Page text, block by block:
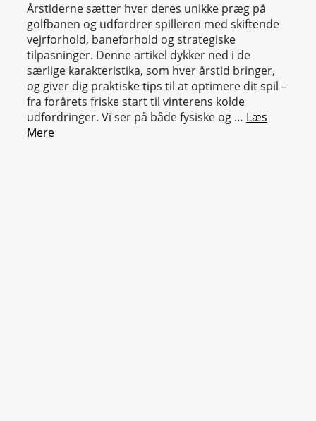
Årstiderne sætter hver deres unikke præg på
golfbanen og udfordrer spilleren med skiftende
vejrforhold, baneforhold og strategiske
tilpasninger. Denne artikel dykker ned i de
særlige karakteristika, som hver årstid bringer,
og giver dig praktiske tips til at optimere dit spil –
fra forårets friske start til vinterens kolde
udfordringer. Vi ser på både fysiske og … Læs
Mere